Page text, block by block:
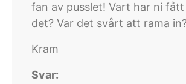
fan av pusslet! Vart har ni
det? Var det svårt att rama in?
Kram
Svar: